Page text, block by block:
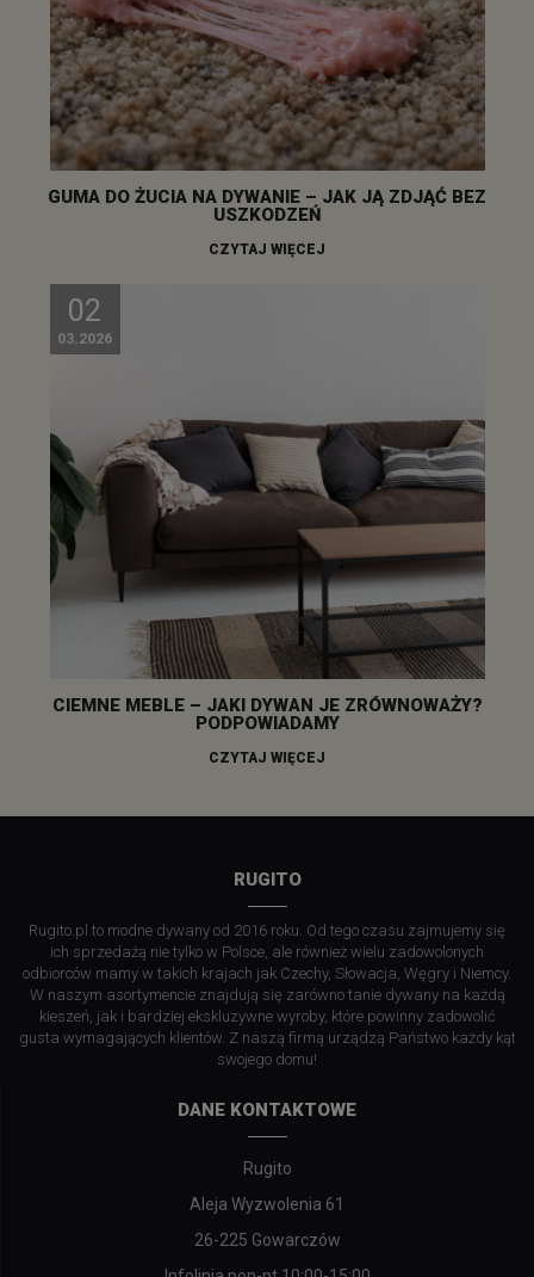
GUMA DO ŻUCIA NA DYWANIE – JAK JĄ ZDJĄĆ BEZ
USZKODZEŃ
CZYTAJ WIĘCEJ
02
03.2026
CIEMNE MEBLE – JAKI DYWAN JE ZRÓWNOWAŻY?
PODPOWIADAMY
CZYTAJ WIĘCEJ
RUGITO
Rugito.pl to modne dywany od 2016 roku. Od tego czasu zajmujemy się
ich sprzedażą nie tylko w Polsce, ale również wielu zadowolonych
odbiorców mamy w takich krajach jak Czechy, Słowacja, Węgry i Niemcy.
W naszym asortymencie znajdują się zarówno tanie dywany na każdą
kieszeń, jak i bardziej ekskluzywne wyroby, które powinny zadowolić
gusta wymagających klientów. Z naszą firmą urządzą Państwo każdy kąt
swojego domu!
DANE KONTAKTOWE
Rugito
Aleja Wyzwolenia 61
26-225 Gowarczów